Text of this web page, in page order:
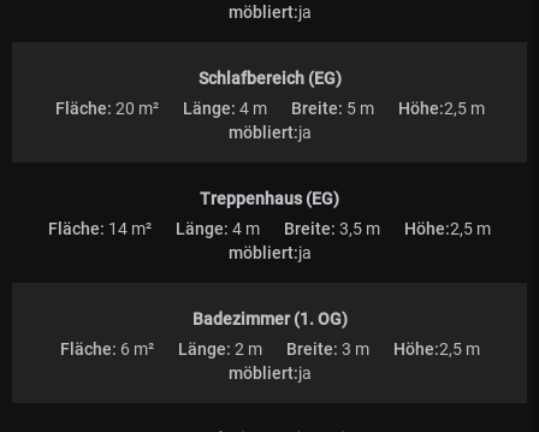
möbliert:ja
Schlafbereich (EG)
Fläche: 20 m² Länge: 4 m Breite: 5 m Höhe:2,5 m
möbliert:ja
Treppenhaus (EG)
Fläche: 14 m² Länge: 4 m Breite: 3,5 m Höhe:2,5 m
möbliert:ja
Badezimmer (1. OG)
Fläche: 6 m² Länge: 2 m Breite: 3 m Höhe:2,5 m
möbliert:ja